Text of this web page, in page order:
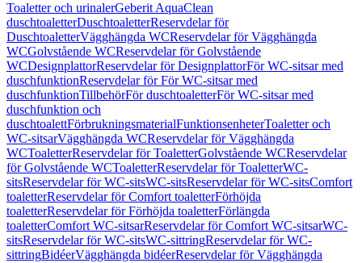
Toaletter och urinalerGeberit AquaClean
duschtoaletterDuschtoaletterReservdelar för
DuschtoaletterVägghängda WCReservdelar för Vägghängda
WCGolvstående WCReservdelar för Golvstående
WCDesignplattorReservdelar för DesignplattorFör WC-sitsar med
duschfunktionReservdelar för För WC-sitsar med
duschfunktionTillbehörFör duschtoaletterFör WC-sitsar med
duschfunktion och
duschtoalettFörbrukningsmaterialFunktionsenheterToaletter och
WC-sitsarVägghängda WCReservdelar för Vägghängda
WCToaletterReservdelar för ToaletterGolvstående WCReservdelar
för Golvstående WCToaletterReservdelar för ToaletterWC-
sitsReservdelar för WC-sitsWC-sitsReservdelar för WC-sitsComfort
toaletterReservdelar för Comfort toaletterFörhöjda
toaletterReservdelar för Förhöjda toaletterFörlängda
toaletterComfort WC-sitsarReservdelar för Comfort WC-sitsarWC-
sitsReservdelar för WC-sitsWC-sittringReservdelar för WC-
sittringBidéerVägghängda bidéerReservdelar för Vägghängda